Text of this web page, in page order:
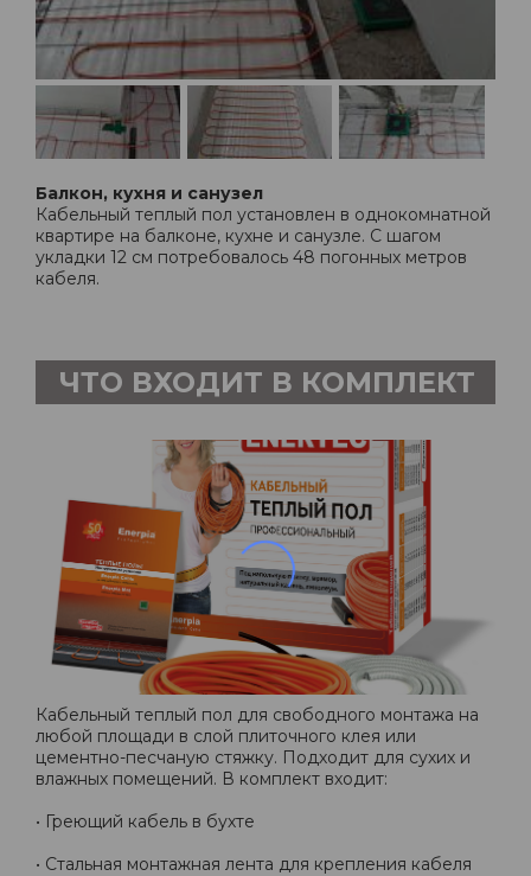
Балкон, кухня и санузел
Кабельный теплый пол установлен в однокомнатной
квартире на балконе, кухне и санузле. С шагом
укладки 12 см потребовалось 48 погонных метров
кабеля.
ЧТО ВХОДИТ В КОМПЛЕКТ
Кабельный теплый пол для свободного монтажа на
любой площади в слой плиточного клея или
цементно-песчаную стяжку. Подходит для сухих и
влажных помещений. В комплект входит:
• Греющий кабель в бухте
• Стальная монтажная лента для крепления кабеля